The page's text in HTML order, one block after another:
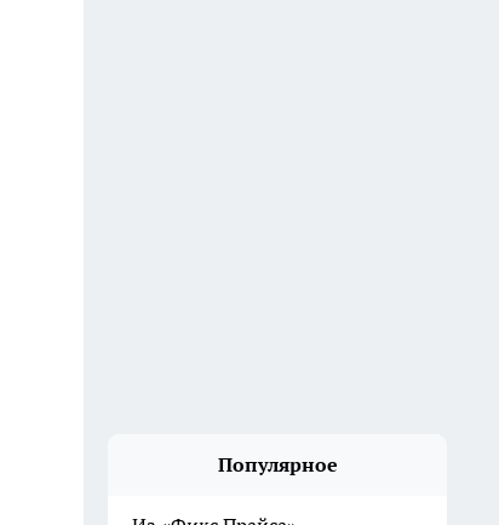
Популярное